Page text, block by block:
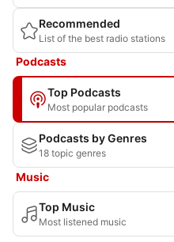
Recommended
List of the best radio stations
Podcasts
Top Podcasts
Most popular podcasts
Podcasts by Genres
18 topic genres
Music
Top Music
Most listened music